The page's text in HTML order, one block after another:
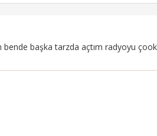
bende başka tarzda açtım radyoyu